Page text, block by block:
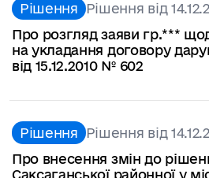
Рішення Рішення від
Про розгляд заяви гр.***
на укладання договору
від 15.12.2010 № 602
Рішення Рішення від
Про внесення змін до
Саксаганської районної у